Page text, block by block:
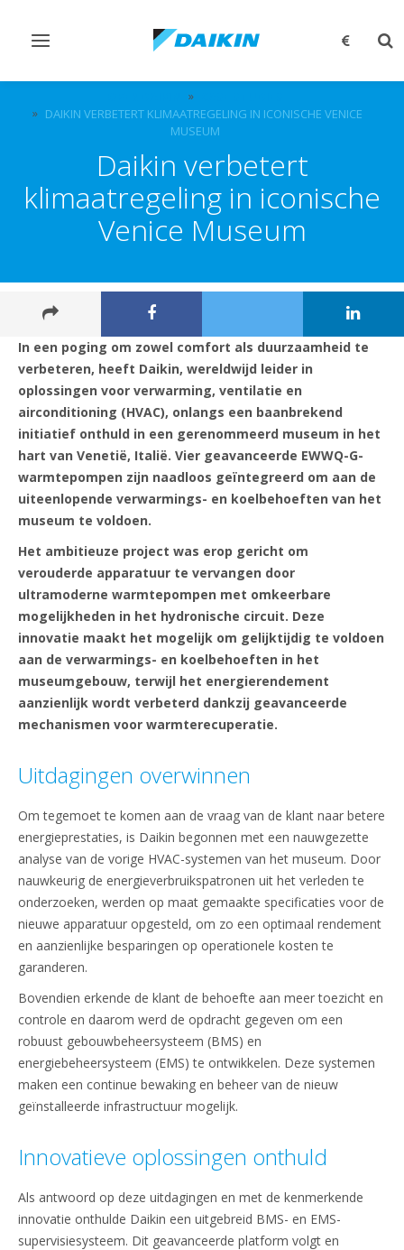
Navigatie
DAIKIN VERBETERT KLIMAATREGELING IN ICONISCHE VENICE
MUSEUM
Daikin verbetert
klimaatregeling in iconische
Venice Museum
In een poging om zowel comfort als duurzaamheid te
verbeteren, heeft Daikin, wereldwijd leider in
oplossingen voor verwarming, ventilatie en
airconditioning (HVAC), onlangs een baanbrekend
initiatief onthuld in een gerenommeerd museum in het
hart van Venetië, Italië. Vier geavanceerde EWWQ-G-
warmtepompen zijn naadloos geïntegreerd om aan de
uiteenlopende verwarmings- en koelbehoeften van het
museum te voldoen.
Het ambitieuze project was erop gericht om
verouderde apparatuur te vervangen door
ultramoderne warmtepompen met omkeerbare
mogelijkheden in het hydronische circuit. Deze
innovatie maakt het mogelijk om gelijktijdig te voldoen
aan de verwarmings- en koelbehoeften in het
museumgebouw, terwijl het energierendement
aanzienlijk wordt verbeterd dankzij geavanceerde
mechanismen voor warmterecuperatie.
Uitdagingen overwinnen
Om tegemoet te komen aan de vraag van de klant naar betere
energieprestaties, is Daikin begonnen met een nauwgezette
analyse van de vorige HVAC-systemen van het museum. Door
nauwkeurig de energieverbruikspatronen uit het verleden te
onderzoeken, werden op maat gemaakte specificaties voor de
nieuwe apparatuur opgesteld, om zo een optimaal rendement
en aanzienlijke besparingen op operationele kosten te
garanderen.
Bovendien erkende de klant de behoefte aan meer toezicht en
controle en daarom werd de opdracht gegeven om een
robuust gebouwbeheersysteem (BMS) en
energiebeheersysteem (EMS) te ontwikkelen. Deze systemen
maken een continue bewaking en beheer van de nieuw
geïnstalleerde infrastructuur mogelijk.
Innovatieve oplossingen onthuld
Als antwoord op deze uitdagingen en met de kenmerkende
innovatie onthulde Daikin een uitgebreid BMS- en EMS-
supervisiesysteem. Dit geavanceerde platform volgt en